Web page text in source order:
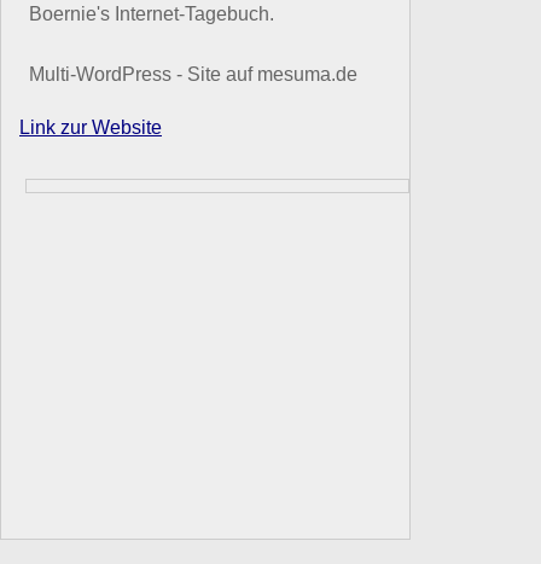
Boernie's Internet-Tagebuch.
Multi-WordPress - Site auf mesuma.de
Link zur Website